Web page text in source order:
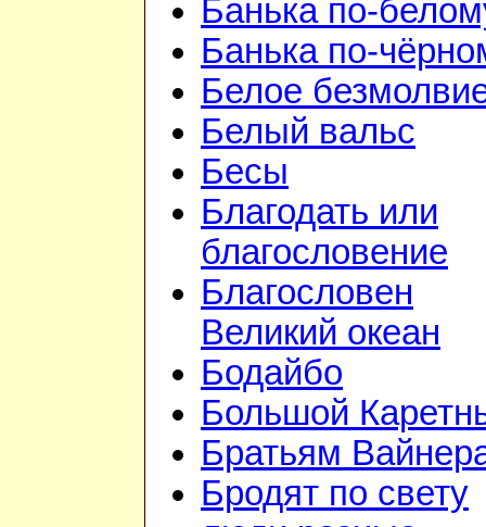
Банька по-
Банька по-
Белое
Белый вальс
Бесы
Благодать или
благословение
Благословен
Великий океан
Бодайбо
Большой
Братьям
Бродят по свету